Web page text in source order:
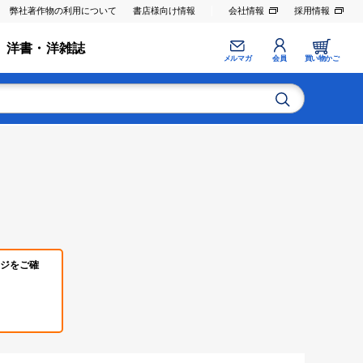
弊社著作物の利用について 書店様向け情報 会社情報 採用情報
洋書・洋雑誌
メルマガ 会員 買い物かご
をご確